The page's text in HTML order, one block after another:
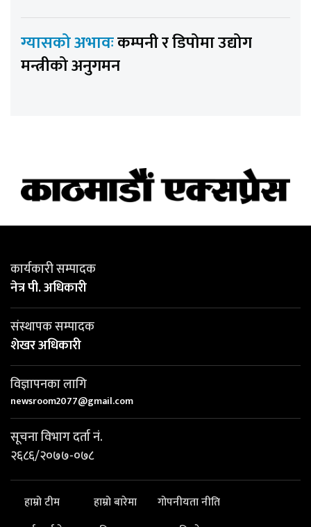
ग्यासको अभावःकम्पनी र डिपोमा उद्योग
मन्त्रीको अनुगमन
कार्यकारी सम्पादक
नेत्र पी. अधिकारी
संस्थापक सम्पादक
शेखर अधिकारी
विज्ञापनका लागि
newsroom2077@gmail.com
सूचना विभाग दर्ता नं.
२६८६/२०७७-०७८
हाम्रो टीम हाम्रो बारेमा
गोपनीयता नीति